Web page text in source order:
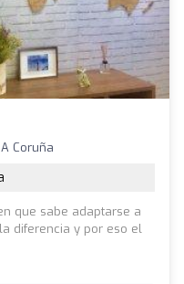
Coruña
que sabe adaptarse a
diferencia y por eso el